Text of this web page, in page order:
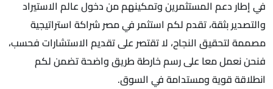
في إطار دعم المستثمرين وتمكينهم من دخول عالم الاستيراد
والتصدير بثقة، تقدم لكم استثمر في مصر شراكة استراتيجية
مصممة لتحقيق النجاح، لا تقتصر على تقديم الاستشارات فحسب،
فنحن نعمل معا على رسم خارطة طريق واضحة تضمن لكم
انطلاقة قوية ومستدامة في السوق.